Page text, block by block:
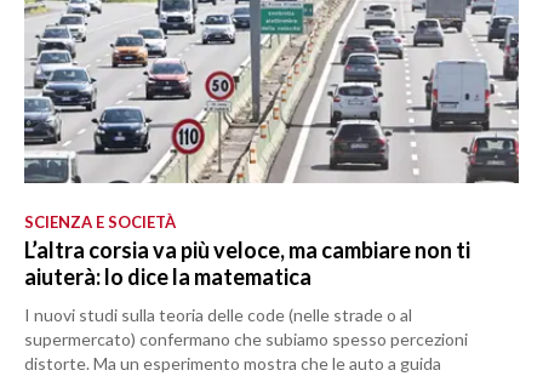
SCIENZA E SOCIETÀ
L’altra corsia va più veloce, ma cambiare non ti
aiuterà: lo dice la matematica
I nuovi studi sulla teoria delle code (nelle strade o al
supermercato) confermano che subiamo spesso percezioni
distorte. Ma un esperimento mostra che le auto a guida